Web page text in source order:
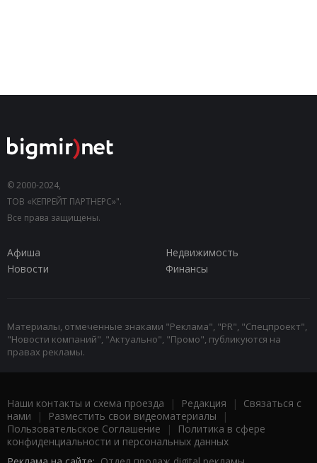
© 2000-2024,
ТОВ «КЕПРЕЙТ ПАРТНЕРС»".
Все права защищены.
Афиша
Недвижимость
Новости
Финансы
Материалы, отмеченные знаками "Реклама", "PR", "Спецпроект",
"Новости компаний", "Актуально", "Промо", публикуются на
правах рекламы.
Наши контакты и схема проезда | Редакция | Связаться с
нами | Разместить свои видеоматериалы |
Пользовательское Соглашение |
Политика в сфере
конфиденциальности и персональных данных